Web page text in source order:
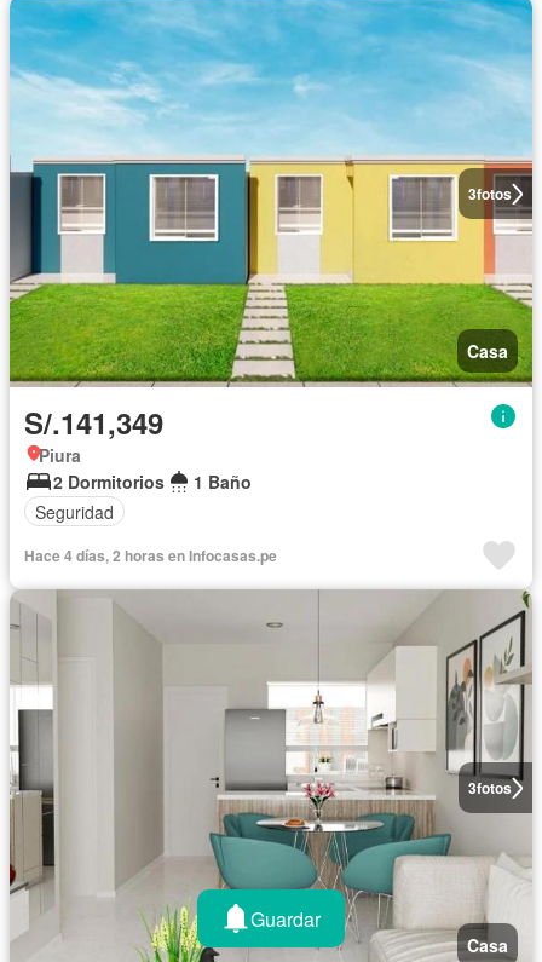
3fotos
Casa
S/.141,349
Piura
2 Dormitorios
1 Baño
Seguridad
Hace 4 días, 2 horas en Infocasas.pe
3fotos
Casa
Guardar